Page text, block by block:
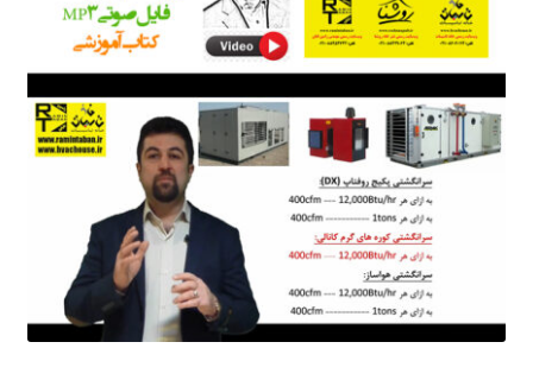
دعوت برای پروژه، تدریس و سخنرانی
ارتباط از طریق پیام‌رسان‌ها: 09373443975